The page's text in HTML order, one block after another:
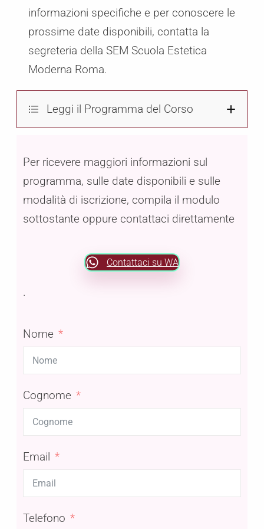
informazioni specifiche e per conoscere le
prossime date disponibili, contatta la
segreteria della SEM Scuola Estetica
Moderna Roma.
Leggi il Programma del Corso
Fondamenti teorici
• Origini e sviluppo della tecnica del
cupping nelle diverse culture.
e suoi effetti fisiologici sui tessuti.
Cupping corpo
della cellulite (fibrosa, edematosa e
• Tecniche per il miglioramento della
ritenzione idrica e del microcircolo.
rilassanti per schiena e arti.
• Integrazione del cupping con altri
Per ricevere maggiori informazioni sul
programma, sulle date disponibili e sulle
modalità di iscrizione, compila il modulo
sottostante oppure contattaci direttamente
Contattaci su WA
.
Nome
Cognome
Email
Telefono